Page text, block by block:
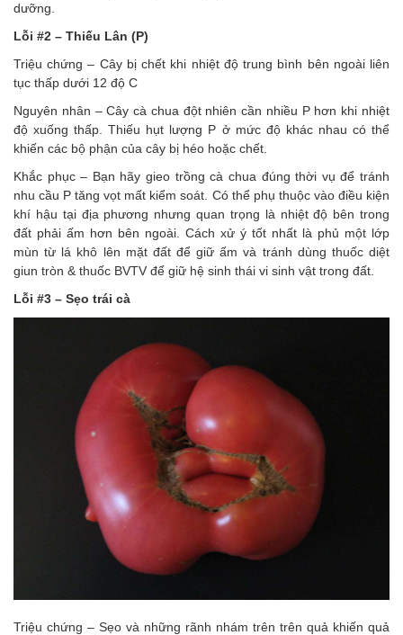
dưỡng.
Lỗi #2 – Thiếu Lân (P)
Triệu chứng – Cây bị chết khi nhiệt độ trung bình bên ngoài liên
tục thấp dưới 12 độ C
Nguyên nhân – Cây cà chua đột nhiên cần nhiều P hơn khi nhiệt
độ xuống thấp. Thiếu hụt lượng P ở mức độ khác nhau có thể
khiến các bộ phận của cây bị héo hoặc chết.
Khắc phục – Bạn hãy gieo trồng cà chua đúng thời vụ để tránh
nhu cầu P tăng vọt mất kiểm soát. Có thể phụ thuộc vào điều kiện
khí hậu tại địa phương nhưng quan trọng là nhiệt độ bên trong
đất phải ấm hơn bên ngoài. Cách xử ý tốt nhất là phủ một lớp
mùn từ lá khô lên mặt đất để giữ ấm và tránh dùng thuốc diệt
giun tròn & thuốc BVTV để giữ hệ sinh thái vi sinh vật trong đất.
Lỗi #3 – Sẹo trái cà
Triệu chứng – Sẹo và những rãnh nhám trên trên quả khiến quả